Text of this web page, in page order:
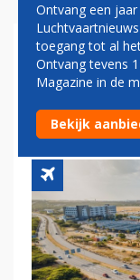
BESTFLY
WORDEN
Ontvang een
toegang tot al
Ontvang tevens
Magazine in de
Bekijk